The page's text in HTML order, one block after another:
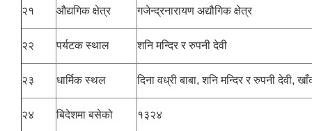
२१ औद्यगिक क्षेत्र गजेन्द्रनारायण अद्यौगिक क्षेत्र
२२ पर्यटक स्थाल शनि मन्दिर र रुपनी देवी
२३ धार्मिक स्थल दिना वध्री बाबा, शनि मन्दिर र रुपनी देवी,
२४ बिदेशमा बसेको १३२४